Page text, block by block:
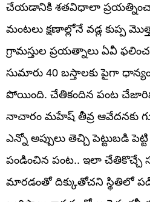
చేయడానికి శతవిధాలా
మంటలు క్షణాల్లోనే వడ్ల కుప్ప
గ్రామస్తుల ప్రయత్నాలు ఏవీ
సుమారు 40 బస్తాలకు పైగా
పోయింది. చేతికందిన పంట
నాచారం మహేష్ తీవ్ర ఆవేదనకు
ఎన్నో అప్పులు తెచ్చి పెట్టుబడి పెట్టి
పండించిన పంట.. ఇలా
మారడంతో దిక్కుతోచని స్థితిలో